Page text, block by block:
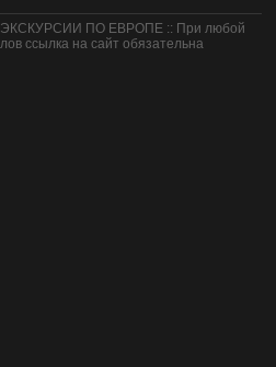
ЭКСКУРСИИ ПО ЕВРОПЕ :: При любой
ссылка на сайт обязательна